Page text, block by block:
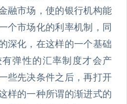
融市场，使的银行机构能
个市场化的利率机制，同
深化，在这样的一个基础
弹性的汇率制度才会产
些先决条件之后，再打开
样的一种所谓的渐进式的